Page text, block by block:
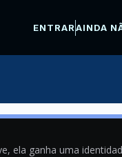
ENTRARAINDA
ela ganha uma